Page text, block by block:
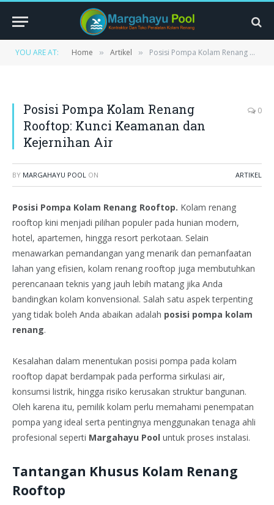
YOU ARE AT: Home » Artikel » Posisi Pompa Kolam Renang Rooftop: Kunci Keamanan dan Kejernihan Air
Posisi Pompa Kolam Renang
Rooftop: Kunci Keamanan dan
Kejernihan Air
0
BY MARGAHAYU POOL ON ARTIKEL
Posisi Pompa Kolam Renang Rooftop. Kolam renang
rooftop kini menjadi pilihan populer pada hunian modern,
hotel, apartemen, hingga resort perkotaan. Selain
menawarkan pemandangan yang menarik dan pemanfaatan
lahan yang efisien, kolam renang rooftop juga membutuhkan
perencanaan teknis yang jauh lebih matang jika Anda
bandingkan kolam konvensional. Salah satu aspek terpenting
yang tidak boleh Anda abaikan adalah posisi pompa kolam
renang.
Kesalahan dalam menentukan posisi pompa pada kolam
rooftop dapat berdampak pada performa sirkulasi air,
konsumsi listrik, hingga risiko kerusakan struktur bangunan.
Oleh karena itu, pemilik kolam perlu memahami penempatan
pompa yang ideal serta pentingnya menggunakan tenaga ahli
profesional seperti Margahayu Pool untuk proses instalasi.
Tantangan Khusus Kolam Renang
Rooftop